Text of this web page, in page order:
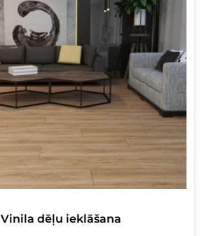
Vinila dēļu ieklāšana